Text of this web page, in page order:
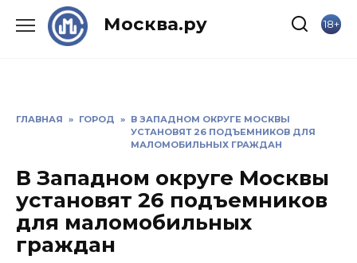
Москва.ру 18+
ГЛАВНАЯ » ГОРОД » В ЗАПАДНОМ ОКРУГЕ МОСКВЫ
УСТАНОВЯТ 26 ПОДЪЕМНИКОВ ДЛЯ
МАЛОМОБИЛЬНЫХ ГРАЖДАН
В Западном округе Москвы
установят 26 подъемников
для маломобильных
граждан